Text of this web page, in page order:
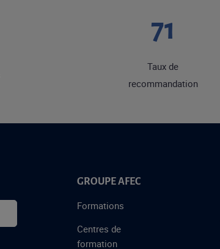
91
Taux de
recommandation
GROUPE AFEC
Formations
Centres de
formation